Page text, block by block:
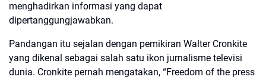
menghadirkan informasi yang dapat
dipertanggungjawabkan.
Pandangan itu sejalan dengan pemikiran Walter Cronkite
yang dikenal sebagai salah satu ikon jurnalisme televisi
dunia. Cronkite pernah mengatakan, “Freedom of the press